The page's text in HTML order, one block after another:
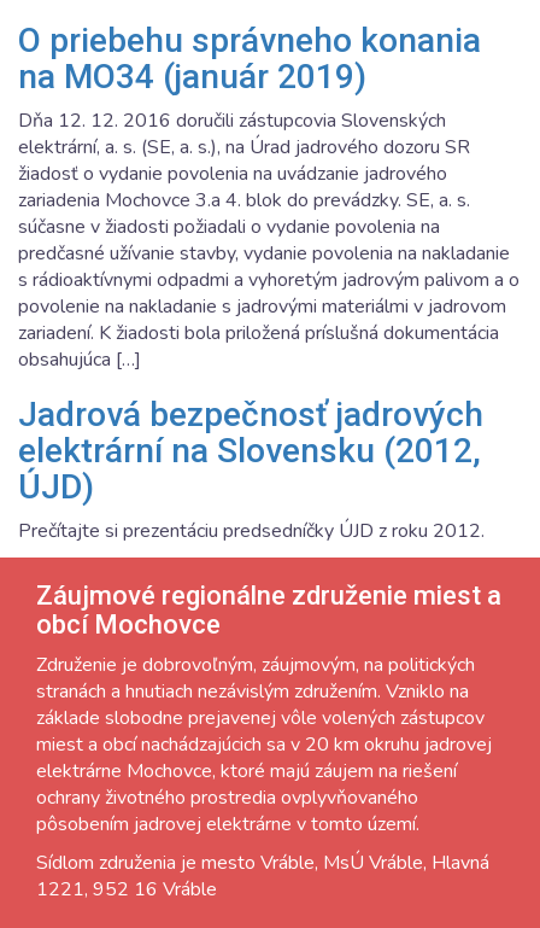
O priebehu správneho konania
na MO34 (január 2019)
Dňa 12. 12. 2016 doručili zástupcovia Slovenských
elektrární, a. s. (SE, a. s.), na Úrad jadrového dozoru SR
žiadosť o vydanie povolenia na uvádzanie jadrového
zariadenia Mochovce 3.a 4. blok do prevádzky. SE, a. s.
súčasne v žiadosti požiadali o vydanie povolenia na
predčasné užívanie stavby, vydanie povolenia na nakladanie
s rádioaktívnymi odpadmi a vyhoretým jadrovým palivom a o
povolenie na nakladanie s jadrovými materiálmi v jadrovom
zariadení. K žiadosti bola priložená príslušná dokumentácia
obsahujúca […]
Jadrová bezpečnosť jadrových
elektrární na Slovensku (2012,
ÚJD)
Prečítajte si prezentáciu predsedníčky ÚJD z roku 2012.
Záujmové regionálne združenie miest a
obcí Mochovce
Združenie je dobrovoľným, záujmovým, na politických
stranách a hnutiach nezávislým združením. Vzniklo na
základe slobodne prejavenej vôle volených zástupcov
miest a obcí nachádzajúcich sa v 20 km okruhu jadrovej
elektrárne Mochovce, ktoré majú záujem na riešení
ochrany životného prostredia ovplyvňovaného
pôsobením jadrovej elektrárne v tomto území.
Sídlom združenia je mesto Vráble, MsÚ Vráble, Hlavná
1221, 952 16 Vráble